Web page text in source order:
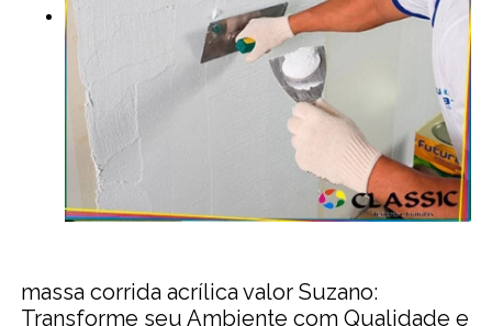
massa corrida acrílica valor Suzano:
Transforme seu Ambiente com Qualidade e